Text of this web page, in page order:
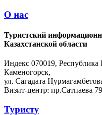
О нас
Туристский
Казахстанской области
Индекс 070019, Республика
Каменогорск,
ул. Сагадата
Визит-центр: пр.Сатпаева
Туристу